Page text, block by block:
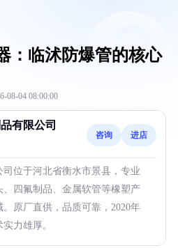
：临沭防爆管的核心
08-04 08:00:00
有限公司
咨询 进店
位于河北省衡水市景县，专业
四氟制品、金属软管等橡塑产
原厂直供，品质可靠，2020年
力雄厚。